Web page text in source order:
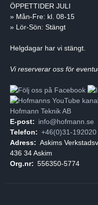
ÖPPETTIDER JULI
» Mån-Fre: kl. 08-15
» Lör-Sön: Stängt
Helgdagar har vi stängt.
Vi reserverar oss för
Hofmann Teknik AB
E-post: info@hofmann.se
Telefon: +46(0)31-192020
Adress: Askims
436 34 Askim
Org.nr: 556350-5774